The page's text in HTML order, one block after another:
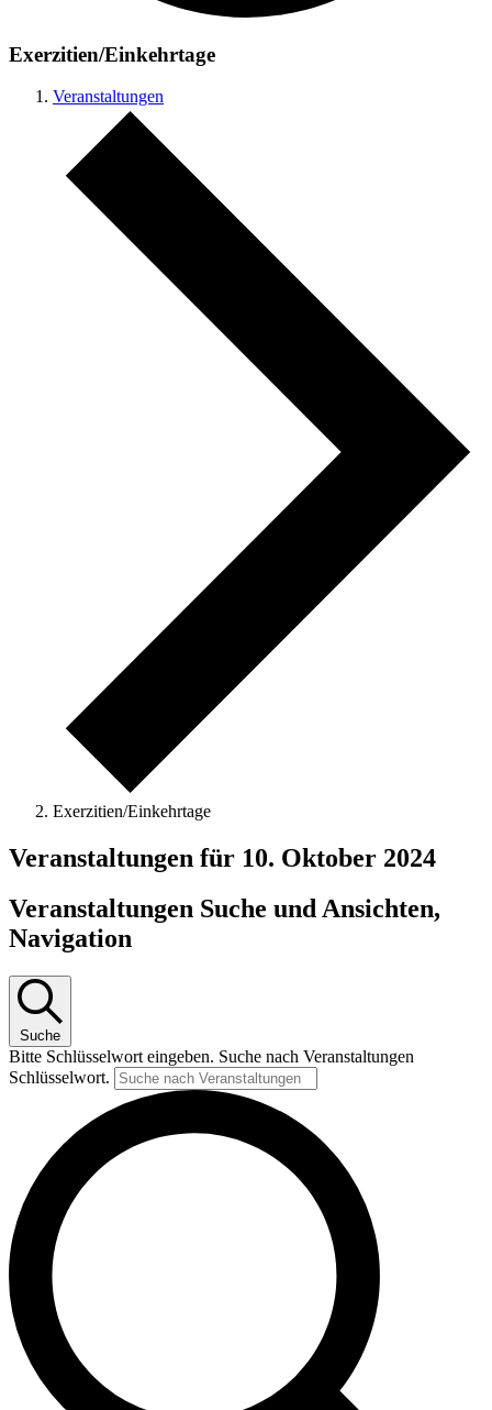
Exerzitien/Einkehrtage
Veranstaltungen
Exerzitien/Einkehrtage
Veranstaltungen für 10. Oktober 2024
Veranstaltungen Suche und Ansichten,
Navigation
Suche
Bitte Schlüsselwort eingeben. Suche nach Veranstaltungen
Schlüsselwort.